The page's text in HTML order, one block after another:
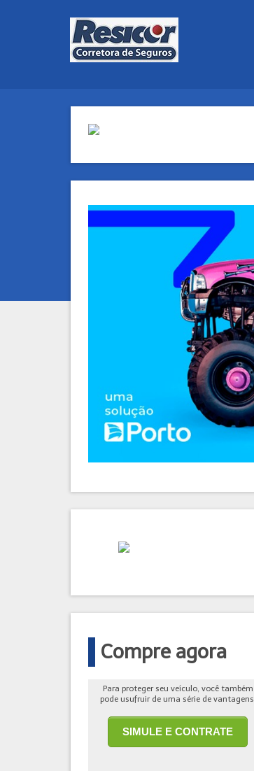
Compre agora
Para proteger seu veículo, você também
pode usufruir de uma série de vantagens.
SIMULE E CONTRATE